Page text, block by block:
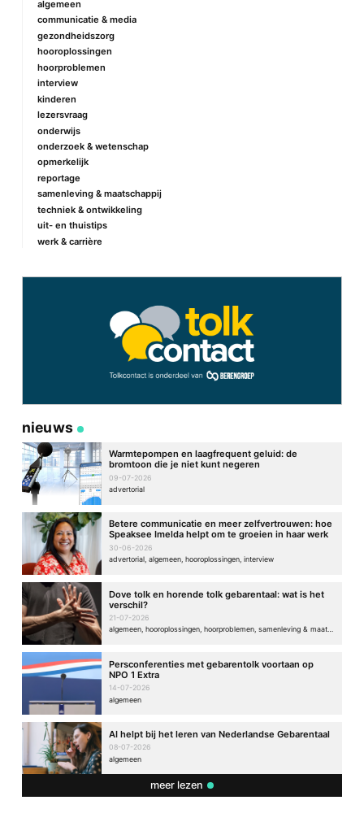
algemeen
communicatie & media
gezondheidszorg
hooroplossingen
hoorproblemen
interview
kinderen
lezersvraag
onderwijs
onderzoek & wetenschap
opmerkelijk
reportage
samenleving & maatschappij
techniek & ontwikkeling
uit- en thuistips
werk & carrière
nieuws
Warmtepompen en laagfrequent geluid: de
bromtoon die je niet kunt negeren
09-07-2026
advertorial
Betere communicatie en meer zelfvertrouwen: hoe
Speaksee Imelda helpt om te groeien in haar werk
30-06-2026
advertorial, algemeen, hooroplossingen, interview
Dove tolk en horende tolk gebarentaal: wat is het
verschil?
21-07-2026
algemeen, hooroplossingen, hoorproblemen, samenleving & maatschappij
Persconferenties met gebarentolk voortaan op
NPO 1 Extra
14-07-2026
algemeen
AI helpt bij het leren van Nederlandse Gebarentaal
08-07-2026
algemeen
meer lezen